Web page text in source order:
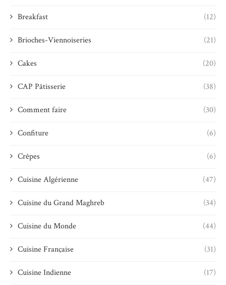
Breakfast (12)
Brioches-Viennoiseries (21)
Cakes (20)
CAP Pâtisserie (38)
Comment faire (30)
Confiture (6)
Crêpes (6)
Cuisine Algérienne (47)
Cuisine du Grand Maghreb (34)
Cuisine du Monde (44)
Cuisine Française (31)
Cuisine Indienne (17)